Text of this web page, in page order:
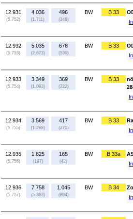
12.931
(5.752)
4.036
(1.711)
496
(348)
BW B 33
12.932
(5.753)
5.035
(2.673)
678
(530)
BW B 33
12.933
(5.754)
3.349
(1.093)
369
(222)
BW B 33
12.934
(5.755)
3.569
(1.288)
417
(270)
BW B 33
12.935
(5.756)
1.825
(197)
165
(42)
BW B 33a
12.936
(5.757)
7.758
(5.363)
1.045
(894)
BW B 34